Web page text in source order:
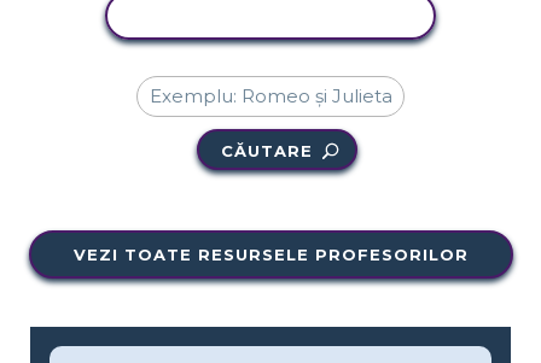
CĂUTARE
VEZI TOATE RESURSELE PROFESORILOR